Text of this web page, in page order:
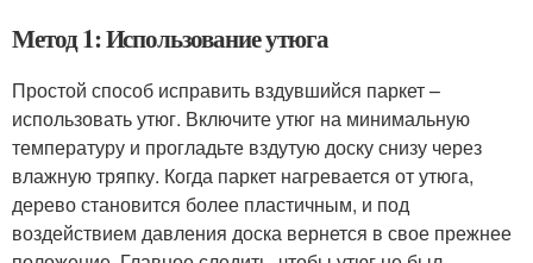
Метод 1: Использование утюга
Простой способ исправить вздувшийся паркет –
использовать утюг. Включите утюг на минимальную
температуру и прогладьте вздутую доску снизу через
влажную тряпку. Когда паркет нагревается от утюга,
дерево становится более пластичным, и под
воздействием давления доска вернется в свое прежнее